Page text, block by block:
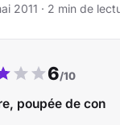
2011 · 2 min de
Notre note :
6/10
poupée de con